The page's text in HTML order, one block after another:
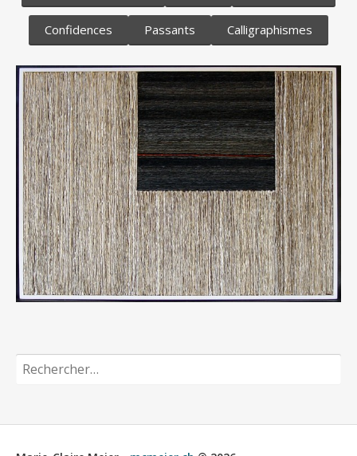
Confidences Passants Calligraphismes
Rechercher :